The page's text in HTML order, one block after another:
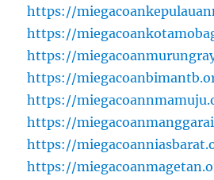
https://
https://
https://
https://
https://
https://
https://
https://